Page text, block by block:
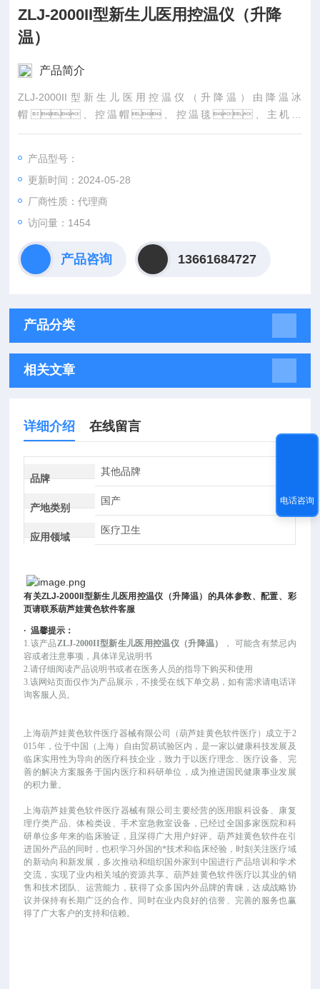
ZLJ-2000II型新生儿医用控温仪（升降
温）
产品简介
ZLJ-2000II型新生儿医用控温仪（升降温）由降温冰
帽、控温帽、控温毯、主机组
成。
产品型号：
更新时间：2024-05-28
厂商性质：代理商
访问量：1454
产品咨询 13661684727
产品分类
相关文章
详细介绍 在线留言
品牌
其他品牌
产地类别
国产
应用领域
医疗卫生
有关ZLJ-2000II 型新生儿医用控温仪（升降温） 的具体参数、配置、彩
页请联系葫芦娃黄色软件客服
·温馨提示：
1.该产品ZLJ-2000II型新生儿医用控温仪（升降温） ， 可能含有禁忌内
容或者注意事项，具体详见说明书
2.请仔细阅读产品说明书或者在医务人员的指导下购买和使用
3.该网站页面仅作为产品展示，不接受在线下单交易，如有需求请电话详
询客服人员。
上海葫芦娃黄色软件医疗器械有限公司（葫芦娃黄色软件医疗）成立于2
015年，位于中国（上海）自由贸易试验区内，是一家以健康科技发展及
临床实用性为导向的医疗科技企业，致力于以医疗理念、医疗设备、完
善的解决方案服务于国内医疗和科研单位，成为推进国民健康事业发展
的积力量。
上海葫芦娃黄色软件医疗器械有限公司主要经营的医用眼科设备、康复
理疗类产品、体检类设、手术室急救室设备，已经过全国多家医院和科
研单位多年来的临床验证，且深得广大用户好评。葫芦娃黄色软件在引
进国外产品的同时，也积学习外国的*技术和临床经验，时刻关注医疗域
的新动向和新发展，多次推动和组织国外家到中国进行产品培训和学术
交流，实现了业内相关域的资源共享。葫芦娃黄色软件医疗以其业的销
售和技术团队、运营能力，获得了众多国内外品牌的青睐，达成战略协
议并保持有长期广泛的合作。同时在业内良好的信誉、完善的服务也赢
得了广大客户的支持和信赖。
电话咨询